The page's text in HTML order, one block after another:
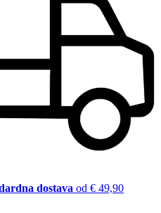
dostava od € 49,90